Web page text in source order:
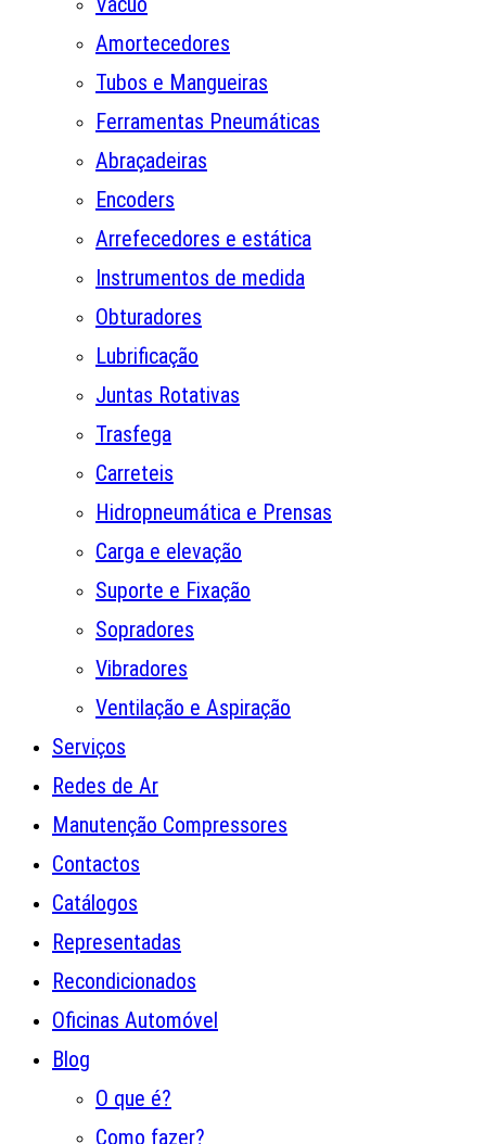
Amortecedores
Tubos e Mangueiras
Ferramentas Pneumáticas
Abraçadeiras
Encoders
Arrefecedores e estática
Instrumentos de medida
Obturadores
Lubrificação
Juntas Rotativas
Trasfega
Carreteis
Hidropneumática e Prensas
Carga e elevação
Suporte e Fixação
Sopradores
Vibradores
Ventilação e Aspiração
Serviços
Redes de Ar
Manutenção Compressores
Contactos
Catálogos
Representadas
Recondicionados
Oficinas Automóvel
Blog
O que é?
Como fazer?